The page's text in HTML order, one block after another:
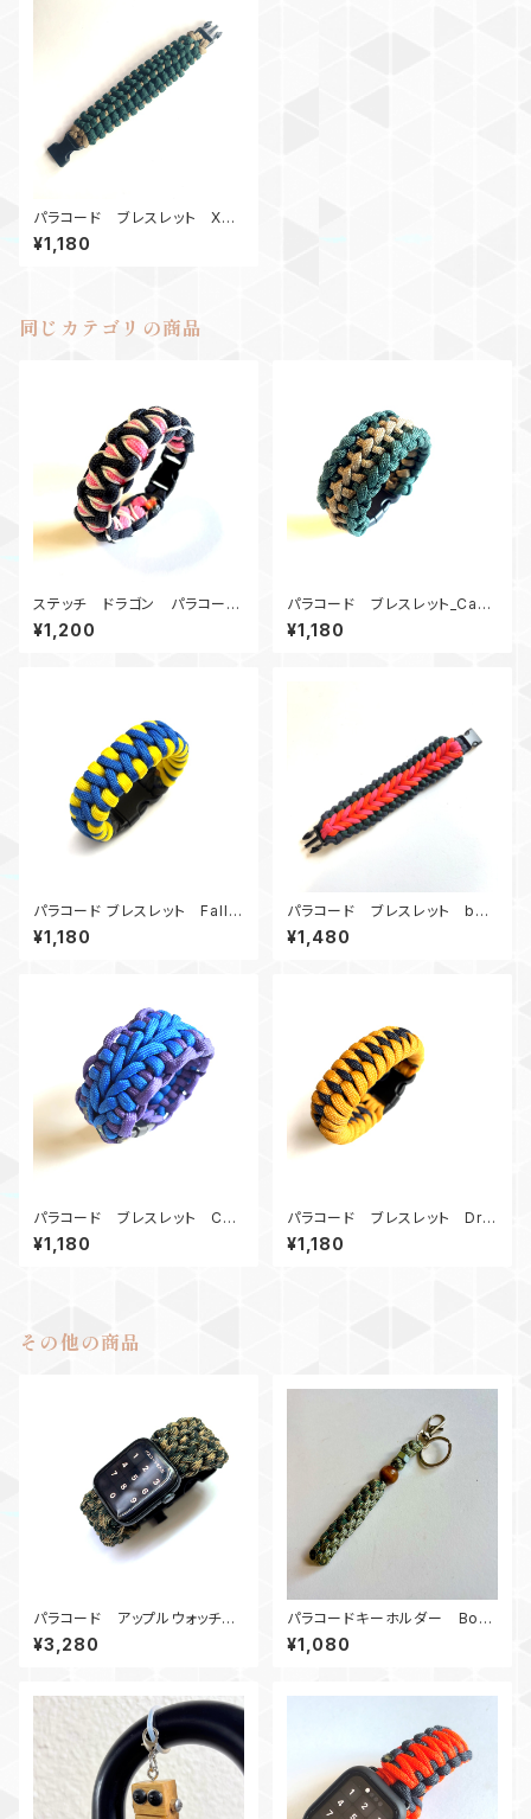
パラコード ブレスレット Xen
omorphKnot_GK
¥1,180
同じカテゴリの商品
ステッチ ドラゴン パラコード
ブレスレット_BP
¥1,200
パラコード ブレスレット_Cay
manBack_GK
¥1,180
パラコード ブレスレット Fallo
ut_フォールアウト
¥1,180
パラコード ブレスレット ben
noshappiness_POGN
¥1,480
パラコード ブレスレット Cob
raSpine_BP
¥1,180
パラコード ブレスレット Dra
gonTeeth_GNv
¥1,180
その他の商品
パラコード アップルウォッチバ
ンド サバイバルツール_44_C18
0 Apple Watch
¥3,280
パラコードキーホルダー Box_
ウッドビーズ_M6_ デジタルカ
モ、カモ180
¥1,080